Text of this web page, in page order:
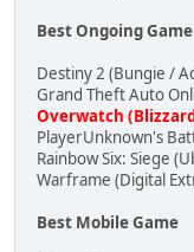
Best Ongoing Game
Destiny 2 (Bungie /
Grand Theft Auto
Overwatch
PlayerUnknown's
Rainbow Six: Siege
Warframe (Digital
Best Mobile Game